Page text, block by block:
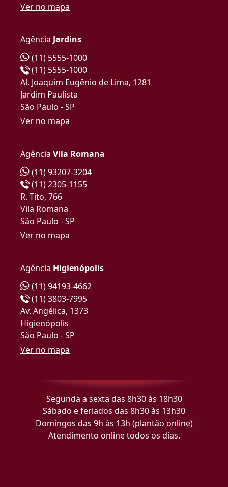
Ver no mapa
Agência Jardins
(11) 5555-1000
(11) 5555-1000
Al. Joaquim Eugênio de Lima, 1281
Jardim Paulista
São Paulo - SP
Ver no mapa
Agência Vila Romana
(11) 93207-3204
(11) 2305-1155
R. Tito, 766
Vila Romana
São Paulo - SP
Ver no mapa
Agência Higienópolis
(11) 94193-4662
(11) 3803-7995
Av. Angélica, 1373
Higienópolis
São Paulo - SP
Ver no mapa
Segunda a sexta das 8h30 às 18h30
Sábado e feriados das 8h30 às 13h30
Domingos das 9h às 13h (plantão online)
Atendimento online todos os dias.